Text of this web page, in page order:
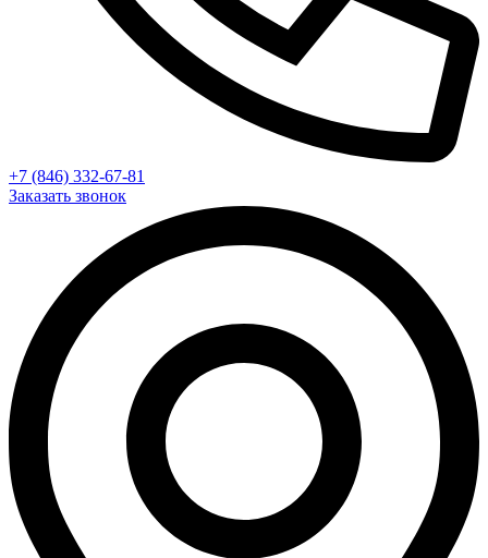
+7 (846) 332-67-81
Заказать звонок